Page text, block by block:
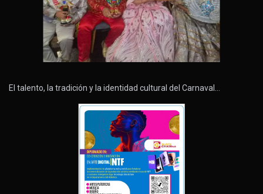
El talento, la tradición y la identidad cultural del Carnaval…